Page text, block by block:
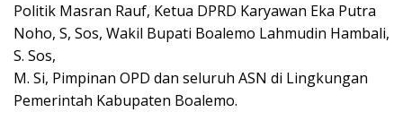
Politik Masran Rauf, Ketua DPRD Karyawan Eka Putra
Noho, S, Sos, Wakil Bupati Boalemo Lahmudin Hambali,
S. Sos,
M. Si, Pimpinan OPD dan seluruh ASN di Lingkungan
Pemerintah Kabupaten Boalemo.